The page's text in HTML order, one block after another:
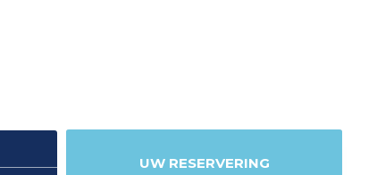
UW RESERVERING